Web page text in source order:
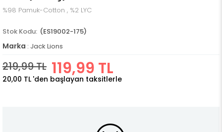
%98 Pamuk-Cotton , %2 LYC
(ES19002-175)
Marka : Jack Lions
219,99 TL 119,99 TL
20,00 TL 'den başlayan taksitlerle